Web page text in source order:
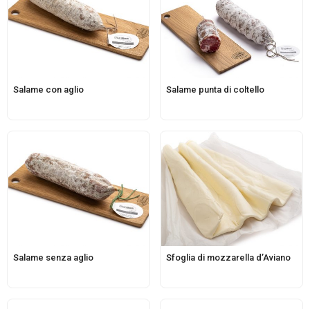
Salame con aglio Salame punta di coltello
Salame senza aglio Sfoglia di mozzarella d’Aviano